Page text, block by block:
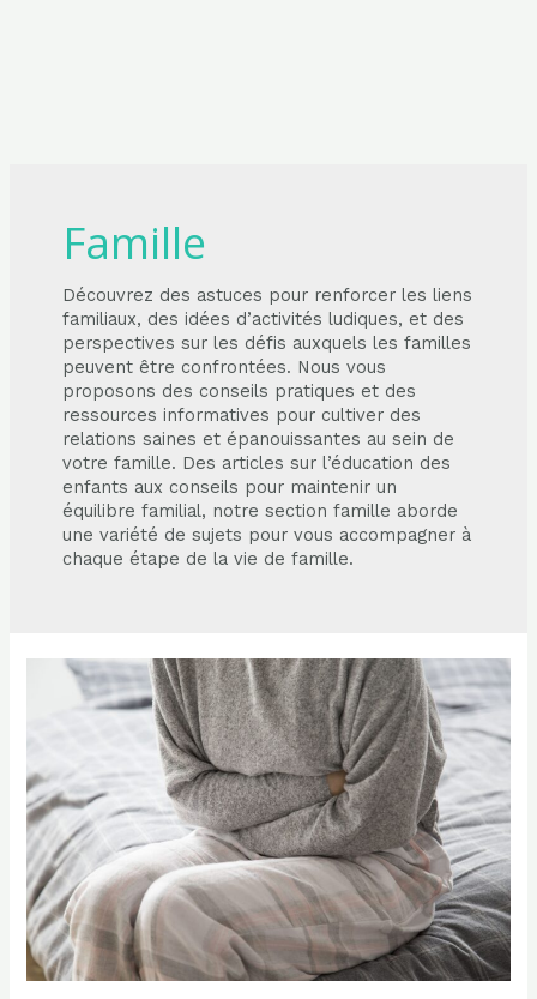
Famille
Découvrez des astuces pour renforcer les liens
familiaux, des idées d’activités ludiques, et des
perspectives sur les défis auxquels les familles
peuvent être confrontées. Nous vous
proposons des conseils pratiques et des
ressources informatives pour cultiver des
relations saines et épanouissantes au sein de
votre famille. Des articles sur l’éducation des
enfants aux conseils pour maintenir un
équilibre familial, notre section famille aborde
une variété de sujets pour vous accompagner à
chaque étape de la vie de famille.